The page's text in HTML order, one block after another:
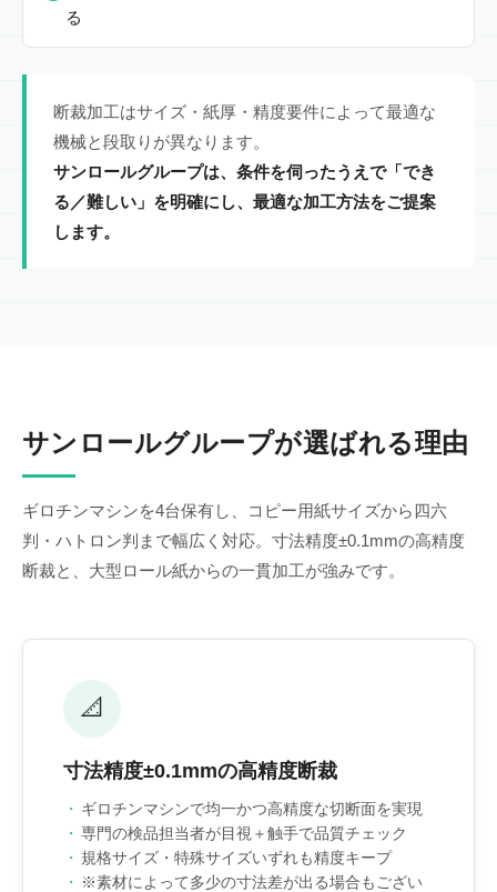
る
断裁加工はサイズ・紙厚・精度要件によって最適な
機械と段取りが異なります。
サンロールグループは、条件を伺ったうえで「でき
る／難しい」を明確にし、最適な加工方法をご提案
します。
サンロールグループが選ばれる理由
ギロチンマシンを4台保有し、コピー用紙サイズから四六
判・ハトロン判まで幅広く対応。寸法精度±0.1mmの高精度
断裁と、大型ロール紙からの一貫加工が強みです。
📐
寸法精度±0.1mmの高精度断裁
ギロチンマシンで均一かつ高精度な切断面を実現
専門の検品担当者が目視＋触手で品質チェック
規格サイズ・特殊サイズいずれも精度キープ
※素材によって多少の寸法差が出る場合もござい